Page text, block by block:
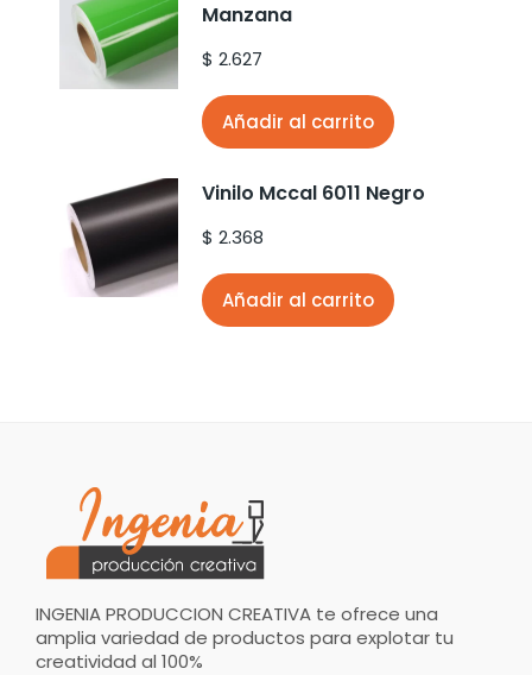
Manzana
$ 2.627
Añadir al carrito
Vinilo Mccal 6011 Negro
$ 2.368
Añadir al carrito
INGENIA PRODUCCION CREATIVA te ofrece una
amplia variedad de productos para explotar tu
creatividad al 100%